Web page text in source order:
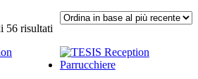
56 risultati Ordina
base